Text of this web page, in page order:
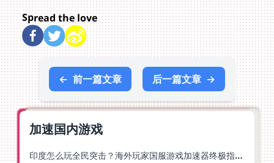
Spread the love
← 前一篇文章 后一篇文章 →
加速国内游戏
印度怎么玩全民突击？海外玩家国服游戏加速器终极指南（附原神延迟优化+精灵之境加速器选择）